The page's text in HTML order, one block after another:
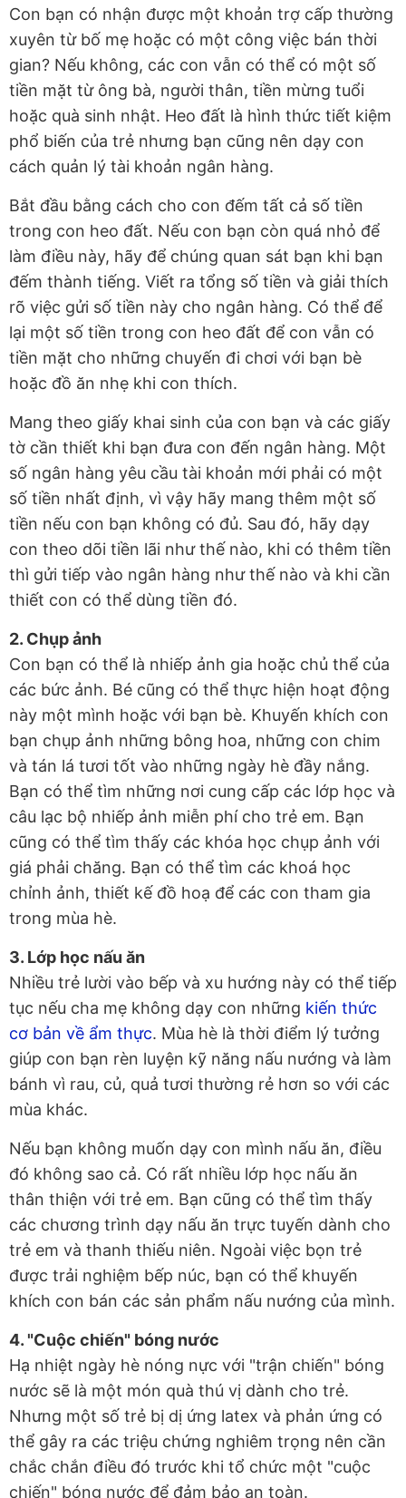
Con bạn có nhận được một khoản trợ cấp thường
xuyên từ bố mẹ hoặc có một công việc bán thời
gian? Nếu không, các con vẫn có thể có một số
tiền mặt từ ông bà, người thân, tiền mừng tuổi
hoặc quà sinh nhật. Heo đất là hình thức tiết kiệm
phổ biến của trẻ nhưng bạn cũng nên dạy con
cách quản lý tài khoản ngân hàng.
Bắt đầu bằng cách cho con đếm tất cả số tiền
trong con heo đất. Nếu con bạn còn quá nhỏ để
làm điều này, hãy để chúng quan sát bạn khi bạn
đếm thành tiếng. Viết ra tổng số tiền và giải thích
rõ việc gửi số tiền này cho ngân hàng. Có thể để
lại một số tiền trong con heo đất để con vẫn có
tiền mặt cho những chuyến đi chơi với bạn bè
hoặc đồ ăn nhẹ khi con thích.
Mang theo giấy khai sinh của con bạn và các giấy
tờ cần thiết khi bạn đưa con đến ngân hàng. Một
số ngân hàng yêu cầu tài khoản mới phải có một
số tiền nhất định, vì vậy hãy mang thêm một số
tiền nếu con bạn không có đủ. Sau đó, hãy dạy
con theo dõi tiền lãi như thế nào, khi có thêm tiền
thì gửi tiếp vào ngân hàng như thế nào và khi cần
thiết con có thể dùng tiền đó.
2. Chụp ảnh
Con bạn có thể là nhiếp ảnh gia hoặc chủ thể của
các bức ảnh. Bé cũng có thể thực hiện hoạt động
này một mình hoặc với bạn bè. Khuyến khích con
bạn chụp ảnh những bông hoa, những con chim
và tán lá tươi tốt vào những ngày hè đầy nắng.
Bạn có thể tìm những nơi cung cấp các lớp học và
câu lạc bộ nhiếp ảnh miễn phí cho trẻ em. Bạn
cũng có thể tìm thấy các khóa học chụp ảnh với
giá phải chăng. Bạn có thể tìm các khoá học
chỉnh ảnh, thiết kế đồ hoạ để các con tham gia
trong mùa hè.
3. Lớp học nấu ăn
Nhiều trẻ lười vào bếp và xu hướng này có thể tiếp
tục nếu cha mẹ không dạy con những kiến thức
cơ bản về ẩm thực. Mùa hè là thời điểm lý tưởng
giúp con bạn rèn luyện kỹ năng nấu nướng và làm
bánh vì rau, củ, quả tươi thường rẻ hơn so với các
mùa khác.
Nếu bạn không muốn dạy con mình nấu ăn, điều
đó không sao cả. Có rất nhiều lớp học nấu ăn
thân thiện với trẻ em. Bạn cũng có thể tìm thấy
các chương trình dạy nấu ăn trực tuyến dành cho
trẻ em và thanh thiếu niên. Ngoài việc bọn trẻ
được trải nghiệm bếp núc, bạn có thể khuyến
khích con bán các sản phẩm nấu nướng của mình.
4. "Cuộc chiến" bóng nước
Hạ nhiệt ngày hè nóng nực với "trận chiến" bóng
nước sẽ là một món quà thú vị dành cho trẻ.
Nhưng một số trẻ bị dị ứng latex và phản ứng có
thể gây ra các triệu chứng nghiêm trọng nên cần
chắc chắn điều đó trước khi tổ chức một "cuộc
chiến" bóng nước để đảm bảo an toàn.